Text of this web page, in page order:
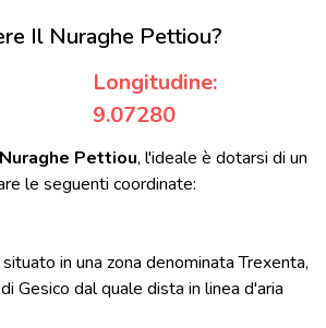
Il Nuraghe Pettiou?
Longitudine:
9.07280
Pettiou, l'ideale è dotarsi di un
le seguenti coordinate:
in una zona denominata Trexenta,
Gesico dal quale dista in linea d'aria